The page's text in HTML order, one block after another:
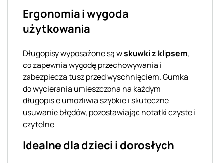
Ergonomia i wygoda
użytkowania
Długopisy wyposażone są wskuwki z klipsem,
co zapewnia wygodę przechowywania i
zabezpiecza tusz przed wyschnięciem. Gumka
do wycierania umieszczona na każdym
długopisie umożliwia szybkie i skuteczne
usuwanie błędów, pozostawiając notatki czyste i
czytelne.
Idealne dla dzieci i dorosłych